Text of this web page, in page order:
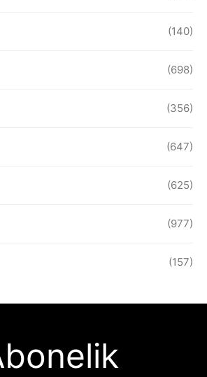
(140)
(698)
(356)
(647)
(625)
(977)
(157)